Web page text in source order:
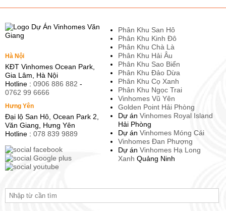
Hà Nội
KĐT Vinhomes Ocean Park,
Gia Lâm, Hà Nội
Hotline : 0906 886 882 -
0762 99 6666
Hưng Yên
Đại lộ San Hô, Ocean Park 2,
Văn Giang, Hưng Yên
Hotline : 078 839 9889
Phân Khu San Hô
Phân Khu Kinh Đô
Phân Khu Chà Là
Phân Khu Hải Âu
Phân Khu Sao Biển
Phân Khu Đảo Dừa
Phân Khu Cọ Xanh
Phân Khu Ngọc Trai
Vinhomes Vũ Yên
Golden Point Hải Phòng
Dự án Vinhomes Royal Island
Hải Phòng
Dự án Vinhomes Móng Cái
Vinhomes Đan Phượng
Dự án Vinhomes Hạ Long
Xanh Quảng Ninh